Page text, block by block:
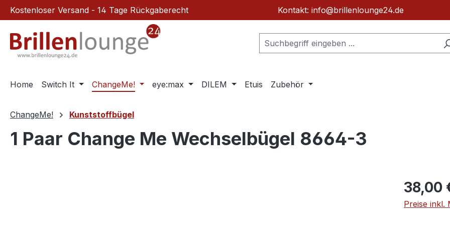
Hauptinhalt springen
Zur Suche springen
Zur Hauptnavigation springen
Kostenloser Versand - 14 Tage Rückgaberecht Kontakt: info@brillenlounge24.de
Home Switch It ChangeMe! eye:max DILEM Etuis Zubehör
ChangeMe! Kunststoffbügel
1 Paar Change Me Wechselbügel 8664-3
Regulärer
38,00
Preise inkl.